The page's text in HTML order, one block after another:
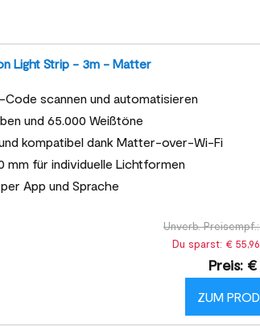
Light Strip - 3m - Matter
Code scannen und automatisieren
und 65.000 Weißtöne
kompatibel dank Matter-over-Wi-Fi
mm für individuelle Lichtformen
App und Sprache
Unverb.
Du sparst: €
Preis:
ZUM